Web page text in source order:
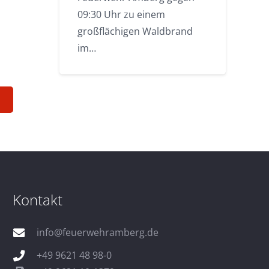
09:30 Uhr zu einem
großflächigen Waldbrand
im…
Kontakt
info@feuerwehramberg.de
+49 9621 48 98-0